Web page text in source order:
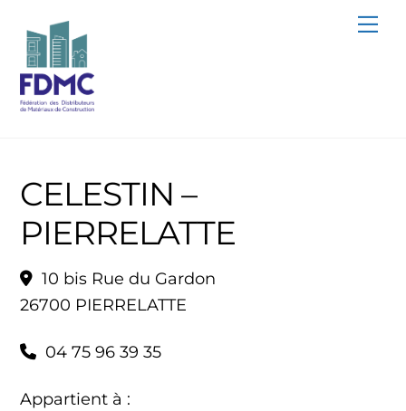
content
CELESTIN –
PIERRELATTE
10 bis Rue du Gardon
26700 PIERRELATTE
04 75 96 39 35
Appartient à :